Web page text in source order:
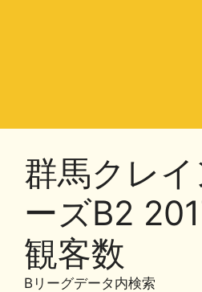
群馬クレ
ーズB2
観客数
Bリーグデータ内検索